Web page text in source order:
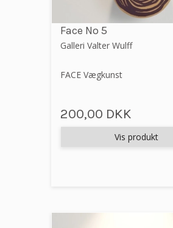
Face No 5
Galleri Valter Wulff
FACE Vægkunst
200,00 DKK
Vis produkt